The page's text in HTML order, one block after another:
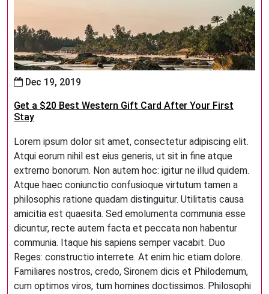
Dec 19, 2019
Get a $20 Best Western Gift Card After Your First
Stay
Lorem ipsum dolor sit amet, consectetur adipiscing elit.
Atqui eorum nihil est eius generis, ut sit in fine atque
extrerno bonorum. Non autem hoc: igitur ne illud quidem.
Atque haec coniunctio confusioque virtutum tamen a
philosophis ratione quadam distinguitur. Utilitatis causa
amicitia est quaesita. Sed emolumenta communia esse
dicuntur, recte autem facta et peccata non habentur
communia. Itaque his sapiens semper vacabit. Duo
Reges: constructio interrete. At enim hic etiam dolore.
Familiares nostros, credo, Sironem dicis et Philodemum,
cum optimos viros, tum homines doctissimos. Philosophi